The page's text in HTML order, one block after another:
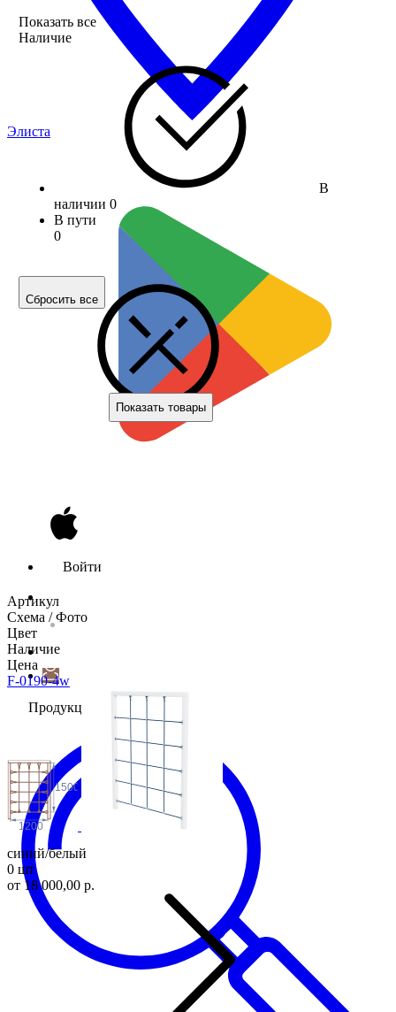
Элиста
Войти
Продукция
Показать все
Наличие
В
наличии 0
В пути
0
Сбросить все
Показать товары
Артикул
Схема / Фото
Цвет
Наличие
Цена
F-0190-4w
1500
1200
синий/белый
0 шт
от 18 000,00 р.